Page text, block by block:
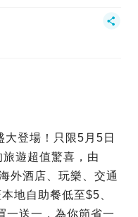
登場！只限5月5日
遊超值驚喜，由
外酒店、玩樂、交通
地自助餐低至$5、
一送一，為你節省一